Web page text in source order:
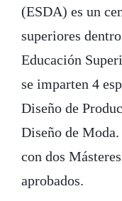
(ESDA) es un
superiores
Educación
se imparten 4
Diseño de
Diseño de
con dos
aprobados.